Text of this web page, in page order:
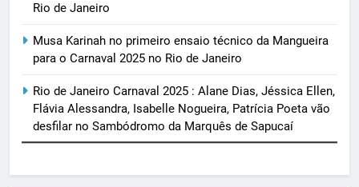
Rio de Janeiro
Musa Karinah no primeiro ensaio técnico da Mangueira
para o Carnaval 2025 no Rio de Janeiro
Rio de Janeiro Carnaval 2025 : Alane Dias, Jéssica Ellen,
Flávia Alessandra, Isabelle Nogueira, Patrícia Poeta vão
desfilar no Sambódromo da Marquês de Sapucaí